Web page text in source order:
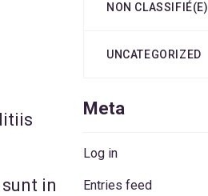
in
NON CLASSIFIÉ(E)
UNCATEGORIZED
Meta
Log in
Entries feed